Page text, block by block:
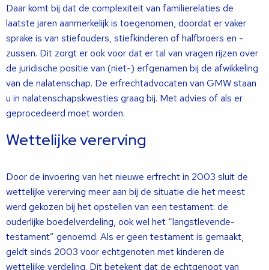
Daar komt bij dat de complexiteit van familierelaties de
laatste jaren aanmerkelijk is toegenomen, doordat er vaker
sprake is van stiefouders, stiefkinderen of halfbroers en -
zussen. Dit zorgt er ook voor dat er tal van vragen rijzen over
de juridische positie van (niet-) erfgenamen bij de afwikkeling
van de nalatenschap. De erfrechtadvocaten van GMW staan
u in nalatenschapskwesties graag bij. Met advies of als er
geprocedeerd moet worden.
Wettelijke vererving
Door de invoering van het nieuwe erfrecht in 2003 sluit de
wettelijke vererving meer aan bij de situatie die het meest
werd gekozen bij het opstellen van een testament: de
ouderlijke boedelverdeling, ook wel het “langstlevende-
testament” genoemd. Als er geen testament is gemaakt,
geldt sinds 2003 voor echtgenoten met kinderen de
wettelijke verdeling. Dit betekent dat de echtgenoot van